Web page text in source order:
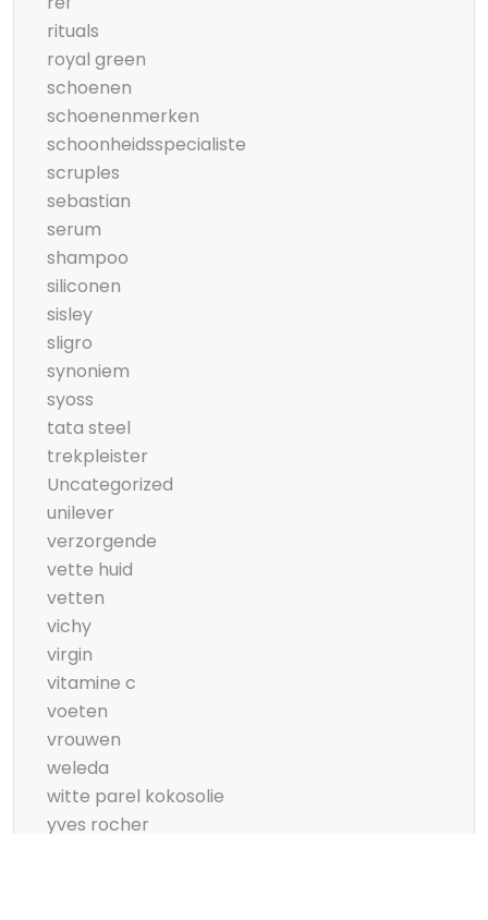
rituals
royal green
schoenen
schoenenmerken
schoonheidsspecialiste
scruples
sebastian
serum
shampoo
siliconen
sisley
sligro
synoniem
syoss
tata steel
trekpleister
Uncategorized
unilever
verzorgende
vette huid
vetten
vichy
virgin
vitamine c
voeten
vrouwen
weleda
witte parel kokosolie
yves rocher